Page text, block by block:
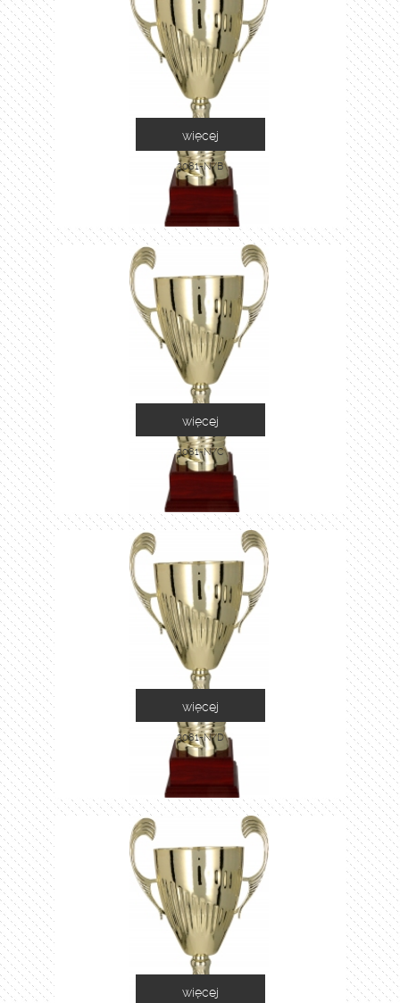
3081-N/B
więcej
3081-N/C
więcej
3081-N/D
więcej
więcej